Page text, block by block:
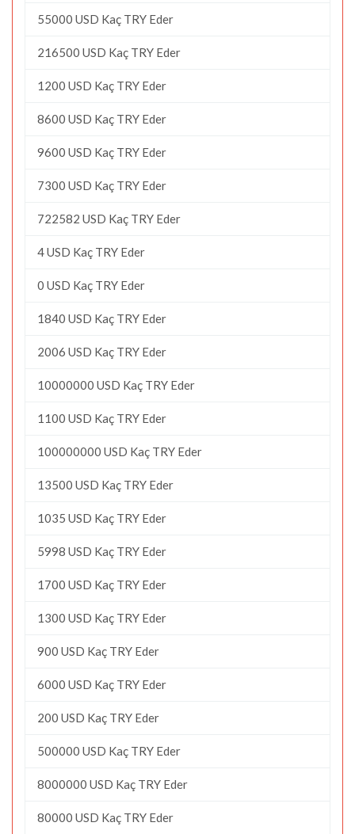
55000 USD Kaç TRY Eder
216500 USD Kaç TRY Eder
1200 USD Kaç TRY Eder
8600 USD Kaç TRY Eder
9600 USD Kaç TRY Eder
7300 USD Kaç TRY Eder
722582 USD Kaç TRY Eder
4 USD Kaç TRY Eder
0 USD Kaç TRY Eder
1840 USD Kaç TRY Eder
2006 USD Kaç TRY Eder
10000000 USD Kaç TRY Eder
1100 USD Kaç TRY Eder
100000000 USD Kaç TRY Eder
13500 USD Kaç TRY Eder
1035 USD Kaç TRY Eder
5998 USD Kaç TRY Eder
1700 USD Kaç TRY Eder
1300 USD Kaç TRY Eder
900 USD Kaç TRY Eder
6000 USD Kaç TRY Eder
200 USD Kaç TRY Eder
500000 USD Kaç TRY Eder
8000000 USD Kaç TRY Eder
80000 USD Kaç TRY Eder